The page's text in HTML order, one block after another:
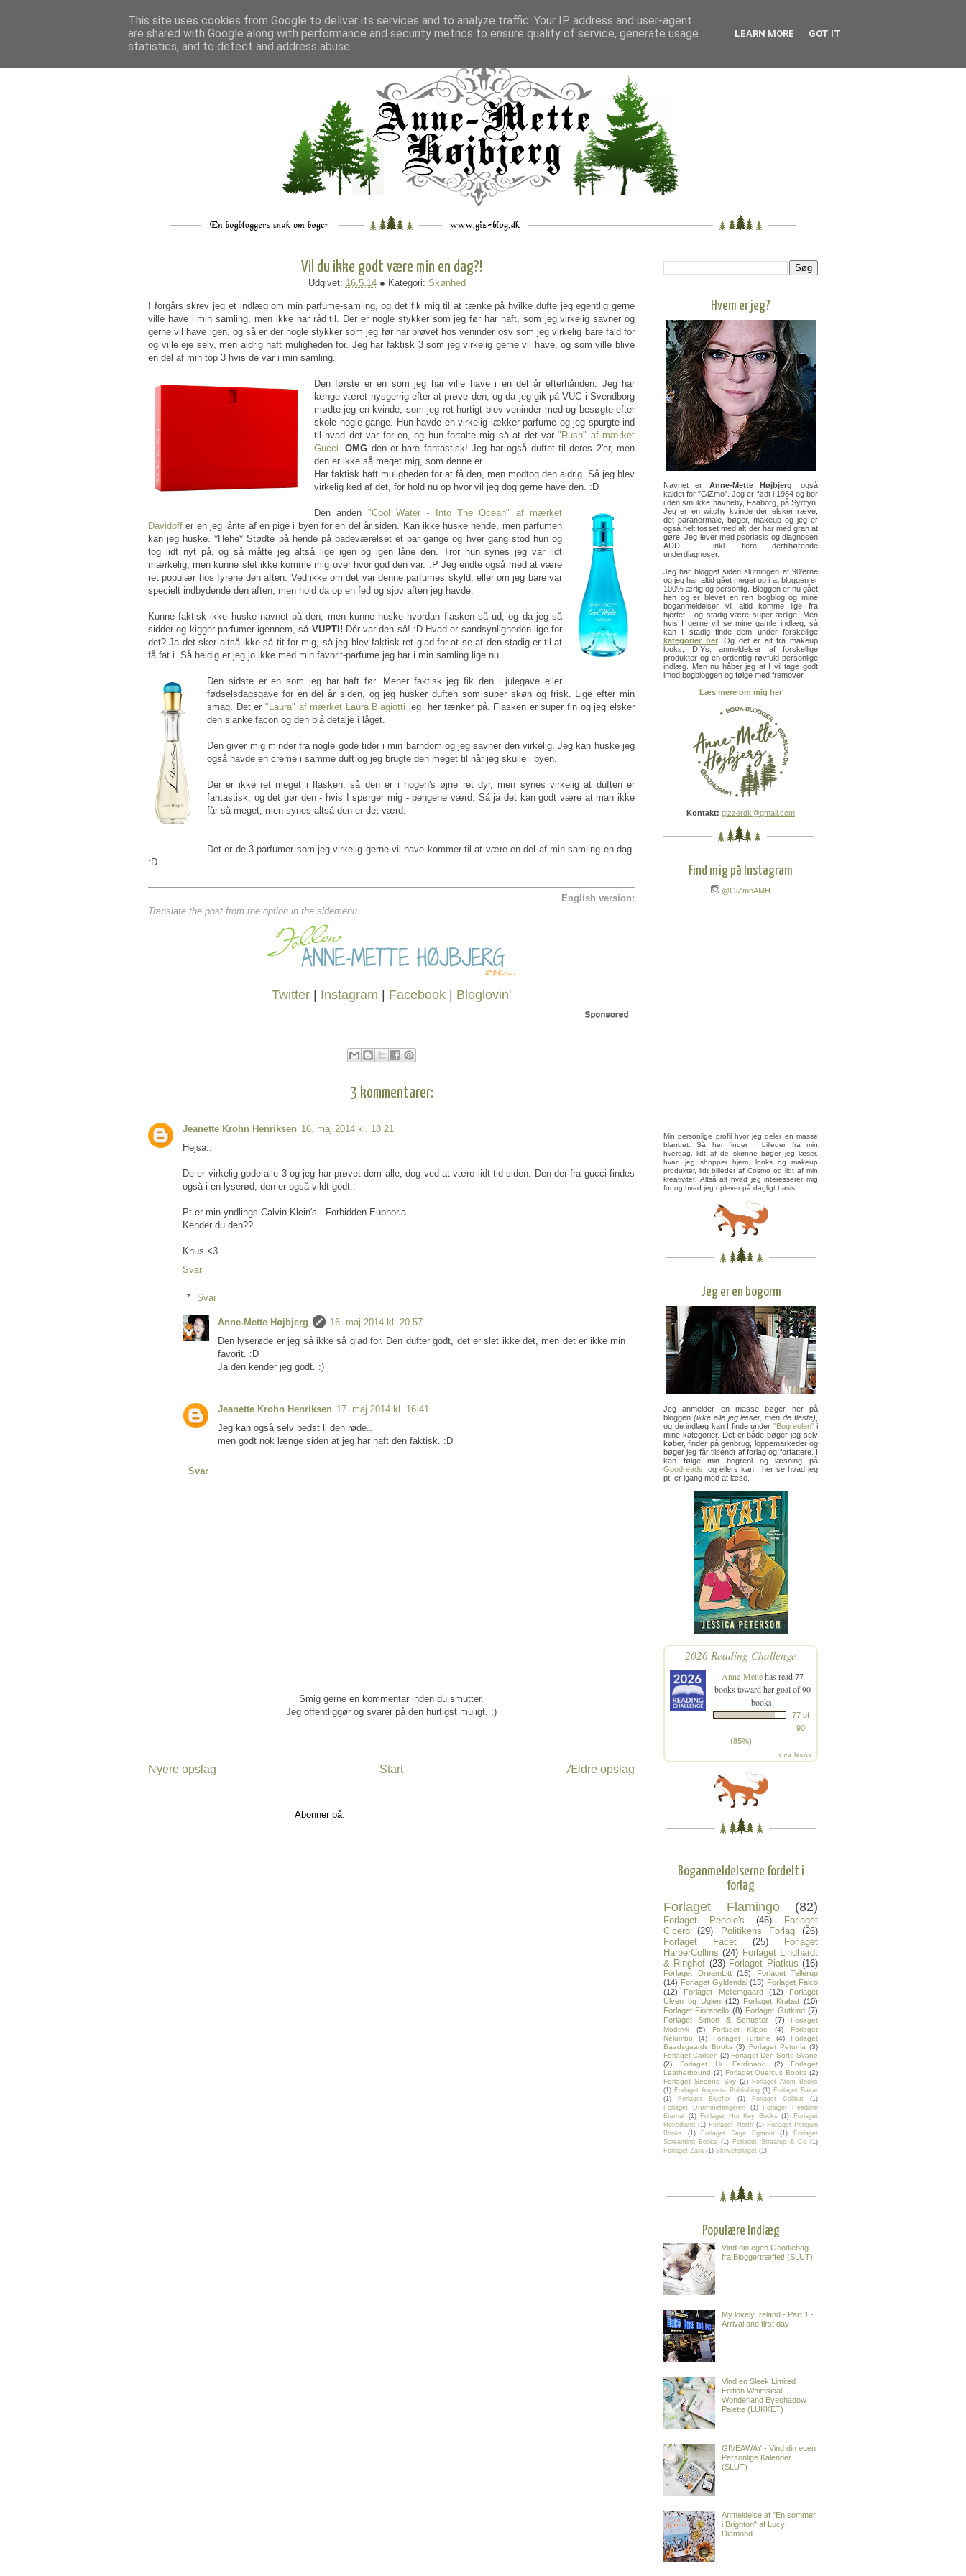
___ _. __ __ _ ___
Vil du ikke godt være min en dag?!
Udgivet: 16.5.14 ● Kategori: Skønhed
I forgårs skrev jeg et indlæg om min parfume-samling, og det fik mig til at tænke på hvilke dufte jeg egentlig gerne
ville have i min samling, men ikke har råd til. Der er nogle stykker som jeg før har haft, som jeg virkelig savner og
gerne vil have igen, og så er der nogle stykker som jeg før har prøvet hos veninder osv som jeg virkelig bare fald for
og ville eje selv, men aldrig haft muligheden for. Jeg har faktisk 3 som jeg virkelig gerne vil have, og som ville blive
en del af min top 3 hvis de var i min samling.
Den første er en som jeg har ville have i en del år efterhånden. Jeg har
længe været nysgerrig efter at prøve den, og da jeg gik på VUC i Svendborg
mødte jeg en kvinde, som jeg ret hurtigt blev veninder med og besøgte efter
skole nogle gange. Hun havde en virkelig lækker parfume og jeg spurgte ind
til hvad det var for en, og hun fortalte mig så at det var"Rush" af mærket
Gucci.OMG den er bare fantastisk! Jeg har også duftet til deres 2'er, men
den er ikke så meget mig, som denne er.
Har faktisk haft muligheden for at få den, men modtog den aldrig. Så jeg blev
virkelig ked af det, for hold nu op hvor vil jeg dog gerne have den. :D
Den anden "Cool Water - Into The Ocean" af mærket
Davidoff er en jeg lånte af en pige i byen for en del år siden. Kan ikke huske hende, men parfumen
kan jeg huske. *Hehe* Stødte på hende på badeværelset et par gange og hver gang stod hun og
tog lidt nyt på, og så måtte jeg altså lige igen og igen låne den. Tror hun synes jeg var lidt
mærkelig, men kunne slet ikke komme mig over hvor god den var. :P Jeg endte også med at være
ret populær hos fyrene den aften. Ved ikke om det var denne parfumes skyld, eller om jeg bare var
specielt indbydende den aften, men hold da op en fed og sjov aften jeg havde.
Kunne faktisk ikke huske navnet på den, men kunne huske hvordan flasken så ud, og da jeg så
sidder og kigger parfumer igennem, så VUPTI! Dér var den så! :D Hvad er sandsynligheden lige for
det? Ja det sker altså ikke så tit for mig, så jeg blev faktisk ret glad for at se at den stadig er til at
få fat i. Så heldig er jeg jo ikke med min favorit-parfume jeg har i min samling lige nu.
Den sidste er en som jeg har haft før. Mener faktisk jeg fik den i julegave eller
fødselsdagsgave for en del år siden, og jeg husker duften som super skøn og frisk. Lige efter min
smag. Det er "Laura" af mærket Laura Biagiotti jeg her tænker på. Flasken er super fin og jeg elsker
den slanke facon og den blå detalje i låget.
Den giver mig minder fra nogle gode tider i min barndom og jeg savner den virkelig. Jeg kan huske jeg
også havde en creme i samme duft og jeg brugte den meget til når jeg skulle i byen.
Der er ikke ret meget i flasken, så den er i nogen's øjne ret dyr, men synes virkelig at duften er
fantastisk, og det gør den - hvis I spørger mig - pengene værd. Så ja det kan godt være at man ikke
får så meget, men synes altså den er det værd.
Det er de 3 parfumer som jeg virkelig gerne vil have kommer til at være en del af min samling en dag.
:D
English version:
Translate the post from the option in the sidemenu.
Twitter Instagram Facebook Bloglovin'
3 kommentarer:
Jeanette Krohn Henriksen 16. maj 2014 kl. 18.21
Hejsa..
De er virkelig gode alle 3 og jeg har prøvet dem alle, dog ved at være lidt tid siden. Den der fra gucci findes
også i en lyserød, den er også vildt godt..
Pt er min yndlings Calvin Klein's - Forbidden Euphoria
Kender du den??
Knus <3
Svar
Svar
Anne-Mette Højbjerg
16. maj 2014 kl. 20.57
Den lyserøde er jeg så ikke så glad for. Den dufter godt, det er slet ikke det, men det er ikke min
favorit. :D
Ja den kender jeg godt. :)
Jeanette Krohn Henriksen 17. maj 2014 kl. 16.41
Jeg kan også selv bedst li den røde..
men godt nok længe siden at jeg har haft den faktisk. :D
Svar
Smig gerne en kommentar inden du smutter.
Jeg offentliggør og svarer på den hurtigst muligt. ;)
Nyere opslag Ældre opslag
Start
Abonner på:
Hvem er jeg?
Navnet er Anne-Mette Højbjerg , også
kaldet for "GiZmo". Jeg er født i 1984 og bor
i den smukke havneby, Faaborg, på Sydfyn.
Jeg er en witchy kvinde der elsker ræve,
det paranormale, bøger, makeup og jeg er
også helt tosset med alt der har med gran at
gøre. Jeg lever med psoriasis og diagnosen
ADD - inkl. flere dertilhørende
underdiagnoser.
Jeg har blogget siden slutningen af 90'erne
og jeg har altid gået meget op i at bloggen er
100% ærlig og personlig. Bloggen er nu gået
hen og er blevet en ren bogblog og mine
boganmeldelser vil altid komme lige fra
hjertet - og stadig være super ærlige. Men
hvis I gerne vil se mine gamle indlæg, så
kan I stadig finde dem under forskellige
kategorier her. Og det er alt fra makeup
looks, DIYs, anmeldelser af forskellige
produkter og en ordentlig røvfuld personlige
indlæg. Men nu håber jeg at I vil tage godt
imod bogbloggen og følge med fremover.
Læs mere om mig her
Kontakt: gizzerdk@gmail.com
Find mig på Instagram
@GiZmoAMH
Min personlige profil hvor jeg deler en masse
blandet. Så her finder I billeder fra min
hverdag, lidt af de skønne bøger jeg læser,
hvad jeg shopper hjem, looks og makeup
produkter, lidt billeder af Cosmo og lidt af min
kreativitet. Altså alt hvad jeg interesserer mig
for og hvad jeg oplever på dagligt basis.
Jeg er en bogorm
Jeg anmelder en masse bøger her på
bloggen (ikke alle jeg læser, men de fleste)
og de indlæg kan I finde under "Bogreolen"i
mine kategorier. Det er både bøger jeg selv
køber, finder på genbrug, loppemarkeder og
bøger jeg får tilsendt af forlag og forfattere. I
kan følge min bogreol og læsning på
Goodreads , og ellers kan I her se hvad jeg
pt. er igang med at læse.
2026 Reading Challenge
Anne-Mettehas read 77
books toward her goal of 90
books.
77 of
90
(85%)
view books
Boganmeldelserne fordelt i
forlag
Forlaget Flamingo (82)
Forlaget People's (46)
Forlaget
Cicero
(29) Politikens Forlag
(26)
Forlaget Facet
(25)
Forlaget
HarperCollins (24) Forlaget Lindhardt
& Ringhof (23) Forlaget Piatkus (16)
Forlaget DreamLitt (15)
Forlaget Tellerup
(14) Forlaget Gyldendal (13) Forlaget Falco
(12)
Forlaget Mellemgaard (12)
Forlaget
Ulven og Uglen (12) Forlaget Krabat (10)
Forlaget Fioranello (8) Forlaget Gutkind (7)
Forlaget Simon & Schuster
(7)
Forlaget
Modtryk
(5) Forlaget Klippe (4)
Forlaget
Nelumbo
(4) Forlaget Turbine (4)
Forlaget
Baadsgaards Books (3) Forlaget Petunia (3)
Forlaget Carlsen (2) Forlaget Den Sorte Svane
(2)
Forlaget Hr. Ferdinand (2)
Forlaget
Leatherbound (2) Forlaget Quercus Books (2)
Forlaget Second Sky (2) Forlaget Atom Books
(1) Forlaget Augusta Publishing (1) Forlaget Bazar
(1)
Forlaget Bluefox (1) Forlaget Calibat
(1)
Forlaget Drømmefangeren
(1)
Forlaget Headline
Eternal
(1) Forlaget Hot Key Books (1)
Forlaget
Hovedland (1) Forlaget North (1) Forlaget Penguin
Books
(1) Forlaget Saga Egmont (1)
Forlaget
Screaming Books
(1) Forlaget Straarup & Co (1)
Forlaget Zara (1) Skriveforlaget (1)
Populære Indlæg
Vind din egen Goodiebag
fra Bloggertræffet! (SLUT)
My lovely Ireland - Part 1 -
Arrival and first day
Vind en Sleek Limited
Edition Whimsical
Wonderland Eyeshadow
Palette (LUKKET)
GIVEAWAY - Vind din egen
Personlige Kalender
(SLUT)
Anmeldelse af "En sommer
i Brighton" af Lucy
Diamond
This site uses cookies from Google to deliver its services and to analyze traffic. Your IP address and user-agent
are shared with Google along with performance and security metrics to ensure quality of service, generate usage
statistics, and to detect and address abuse.
LEARN MORE GOT IT